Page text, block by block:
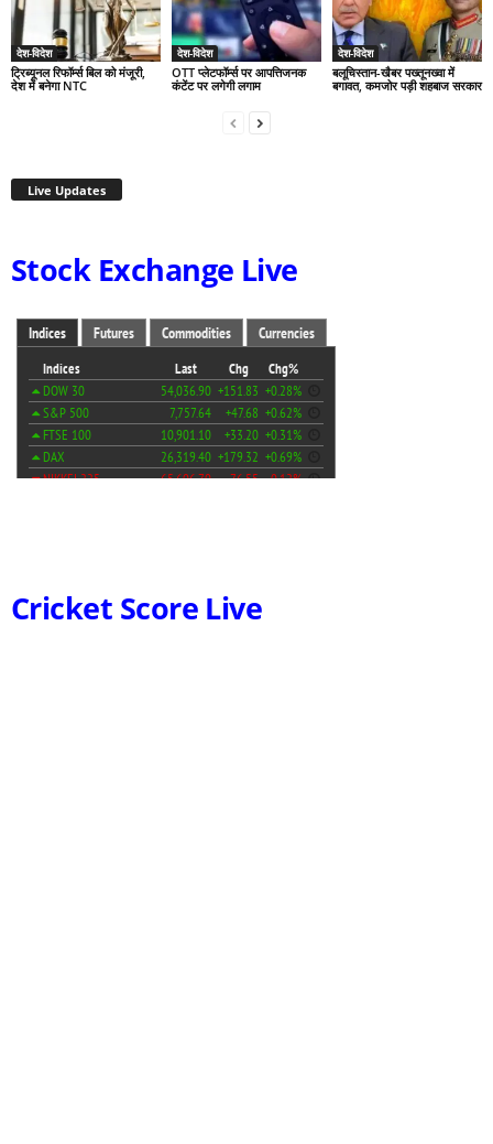
देश-विदेश
ट्रिब्यूनल रिफॉर्म्स बिल को मंजूरी,
देश में बनेगा NTC
देश-विदेश
OTT प्लेटफॉर्म्स पर आपत्तिजनक
कंटेंट पर लगेगी लगाम
देश-विदेश
बलूचिस्तान-खैबर पख्तूनख्वा में
बगावत, कमजोर पड़ी शहबाज सरकार
Live Updates
Stock Exchange Live
Cricket Score Live